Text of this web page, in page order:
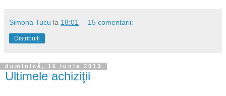
Simona Tucu la 18:01 15 comentarii:
Distribuiți
duminică, 16 iunie 2013
Ultimele achiziţii